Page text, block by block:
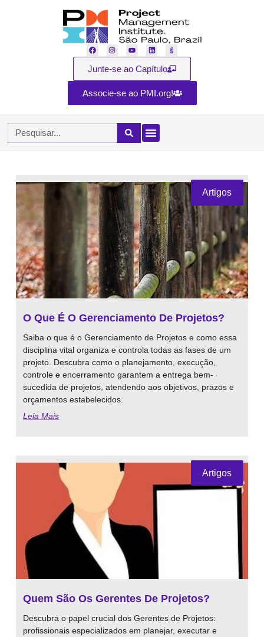
Junte-se ao Capítulo
Associe-se ao PMI.org!
Artigos
O Que É O Gerenciamento De Projetos?
Saiba o que é o Gerenciamento de Projetos e como essa
disciplina vital organiza e controla todas as fases de um
projeto. Descubra como o planejamento, execução,
controle e encerramento garantem a entrega bem-
sucedida de projetos, atendendo aos objetivos, prazos e
orçamentos estabelecidos.
Leia Mais
Artigos
Quem São Os Gerentes De Projetos?
Descubra o papel crucial dos Gerentes de Projetos:
profissionais especializados em planejar, executar e